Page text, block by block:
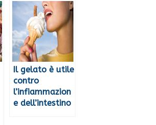
Il gelato è utile
contro
l’infiammazion
e dell’intestino